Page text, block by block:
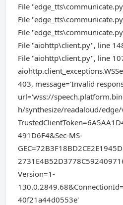
File
File
File
File "aiohttp\client.py", line
File "aiohttp\client.py", line
403, message='Invalid
url='wss://
h/synthesize/readaloud/edge/
491D6F4&Sec-MS-
Version=1-
40f21a44d0553e'